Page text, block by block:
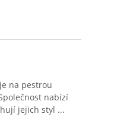
na pestrou
nabízí
jejich styl ...